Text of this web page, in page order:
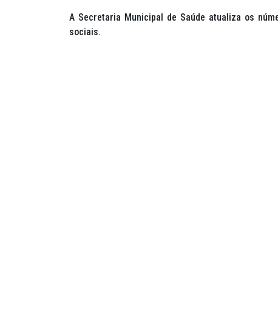
A Secretaria Municipal de Saúde atualiza os
sociais.